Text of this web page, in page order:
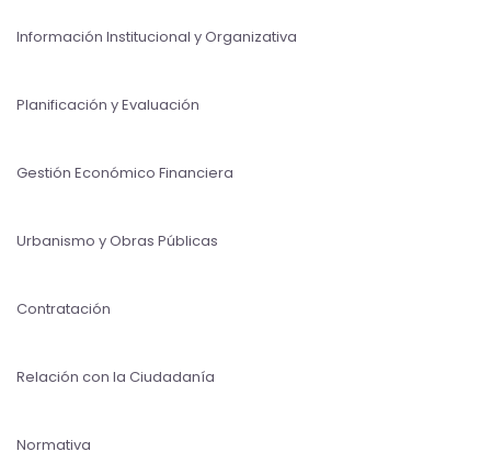
Información Institucional y Organizativa
Planificación y Evaluación
Gestión Económico Financiera
Urbanismo y Obras Públicas
Contratación
Relación con la Ciudadanía
Normativa